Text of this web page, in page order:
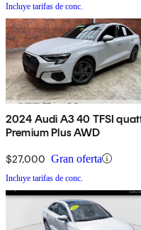
Incluye tarifas de conc.
2024 Audi A3 40 TFSI
Premium Plus AWD
$27,000 Gran oferta
Incluye tarifas de conc.